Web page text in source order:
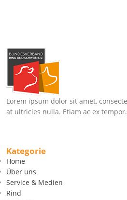
Lorem ipsum dolor sit amet,
at ultricies nulla. Etiam ac ex tempor.
Kategorie
Home
Über uns
Service & Medien
Rind